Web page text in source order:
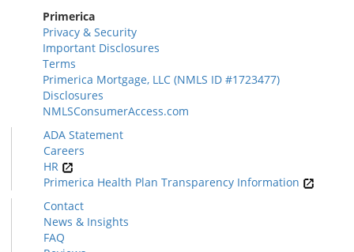
Primerica
Privacy & Security
Important Disclosures
Terms
Primerica Mortgage, LLC (NMLS ID #1723477)
Disclosures
NMLSConsumerAccess.com
ADA Statement
Careers
HR
Primerica Health Plan Transparency Information
Contact
News & Insights
FAQ